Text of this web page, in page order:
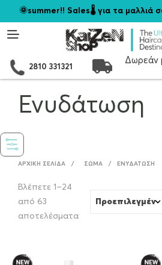
🌞summer!! Sales🌡️ για τα μαλλιά
2810 331321
Δωρεάν
Ενυδάτωση
ΑΡΧΙΚΉ ΣΕΛΊΔΑ / ΣΏΜΑ / ΕΝΥΔΆΤΩΣΗ
Βλέπετε 1–24
από 63
αποτελέσματαSorted